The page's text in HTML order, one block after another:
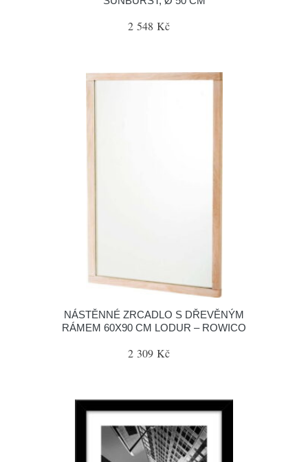
2 548 Kč
NÁSTĚNNÉ ZRCADLO S DŘEVĚNÝM
RÁMEM 60X90 CM LODUR – ROWICO
2 309 Kč